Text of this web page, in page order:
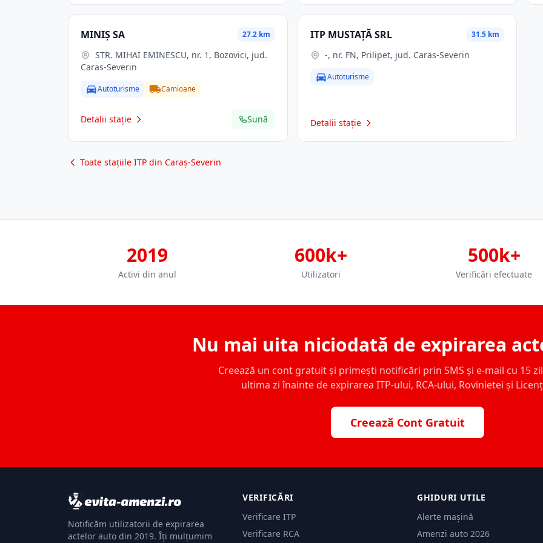
MINIŞ SA 27.2 km
Caras-Severin
Autoturisme Camioane
Detalii stație Sună
ITP MUSTAȚĂ SRL 31.5 km
-, nr. FN, Prilipet, jud. Caras-Severin
Autoturisme
Detalii stație
Toate stațiile ITP din Caraș-Severin
2019
Activi din anul
600k+
Utilizatori
500k+
Verificări efectuate
Nu mai uita niciodată de expirarea
Creează un cont gratuit și primești notificări prin SMS și e-mail cu 15
ultima zi înainte de expirarea ITP-ului, RCA-ului, Rovinietei și
Creează Cont Gratuit
Notificăm utilizatorii de expirarea
actelor auto din 2019. Îți mulțumim
VERIFICĂRI
Verificare ITP
Verificare RCA
GHIDURI UTILE
Alerte mașină
Amenzi auto 2026